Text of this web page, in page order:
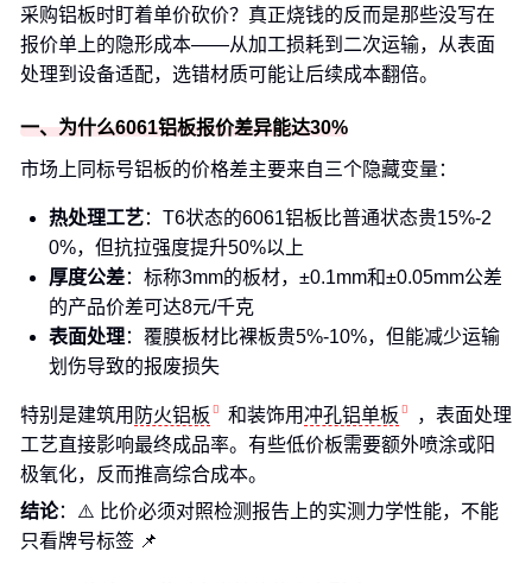
采购铝板时盯着单价砍价？真正烧钱的反而是那些没写在
报价单上的隐形成本——从加工损耗到二次运输，从表面
处理到设备适配，选错材质可能让后续成本翻倍。
一、为什么6061铝板报价差异能达30%
市场上同标号铝板的价格差主要来自三个隐藏变量：
热处理工艺：T6状态的6061铝板比普通状态贵15%-2
0%，但抗拉强度提升50%以上
厚度公差：标称3mm的板材，±0.1mm和±0.05mm公差
的产品价差可达8元/千克
表面处理：覆膜板材比裸板贵5%-10%，但能减少运输
划伤导致的报废损失
特别是建筑用 防火铝板 和装饰用 冲孔铝单板
，表面处理
工艺直接影响最终成品率。有些低价板需要额外喷涂或阳
极氧化，反而推高综合成本。
结论：⚠️ 比价必须对照检测报告上的实测力学性能，不能
只看牌号标签 📌